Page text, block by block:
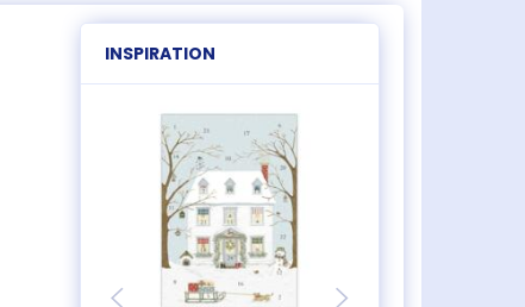
INSPIRATION